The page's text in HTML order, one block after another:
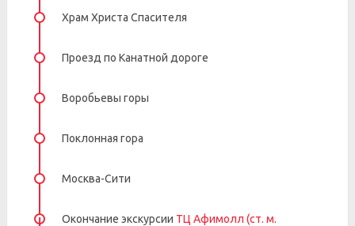
Храм Христа Спасителя
Проезд по Канатной дороге
Воробьевы горы
Поклонная гора
Москва-Сити
Окончание экскурсии ТЦ Афимолл (ст. м.